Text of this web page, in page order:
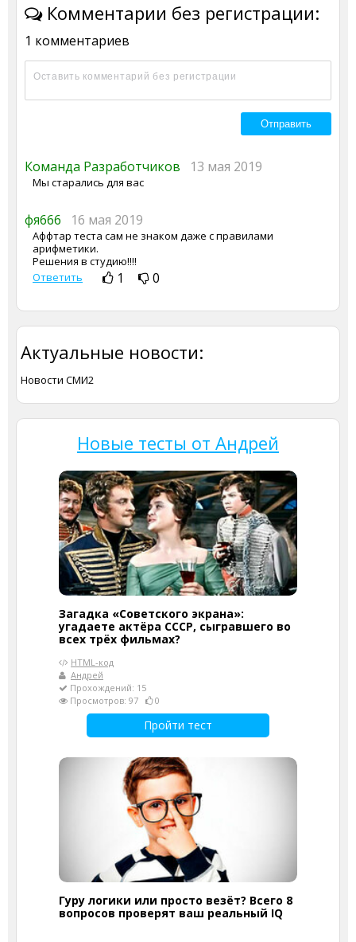
Комментарии без регистрации:
1 комментариев
Команда Разработчиков 13 мая 2019
Мы старались для вас
фя666 16 мая 2019
Аффтар теста сам не знаком даже с правилами
арифметики.
Решения в студию!!!!
Ответить
1 0
Актуальные новости:
Новости СМИ2
Новые тесты от Андрей
Загадка «Советского экрана»:
угадаете актёра СССР, сыгравшего во
всех трёх фильмах?
HTML-код
Андрей
Прохождений: 15
Просмотров: 97
0
Пройти тест
Гуру логики или просто везёт? Всего 8
вопросов проверят ваш реальный IQ